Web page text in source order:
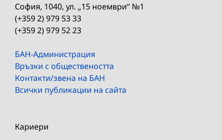
София, 1040, ул. „15 ноември“ №1
(+359 2) 979 53 33
(+359 2) 979 52 23
БАН-Администрация
Връзки с обществеността
Контакти/звена на БАН
Всички публикации на сайта
Кариери